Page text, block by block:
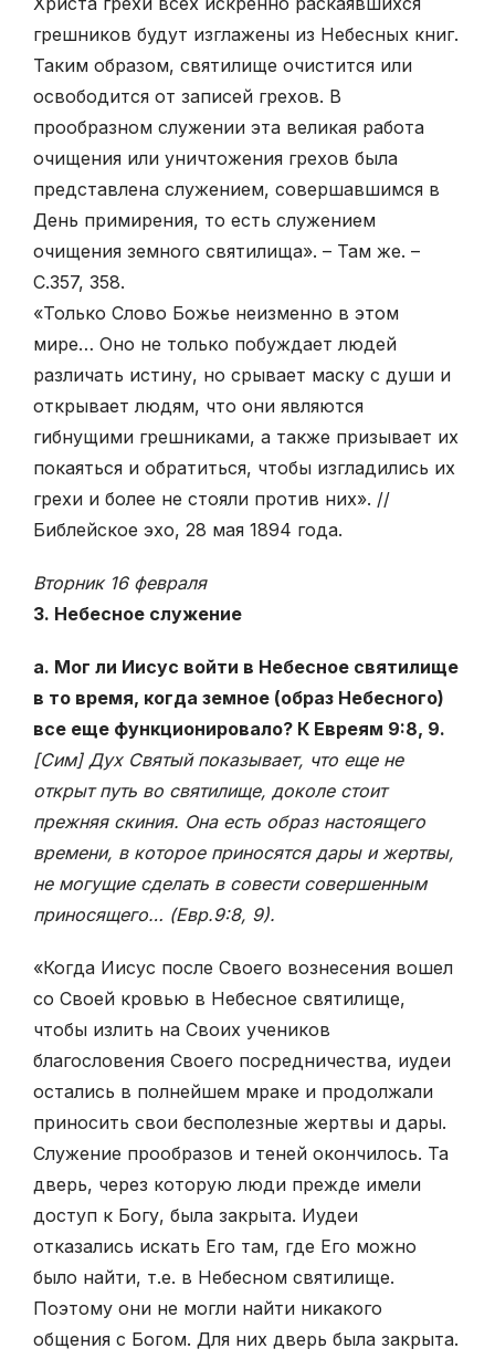
грешников будут изглажены из Небесных книг.
Таким образом, святилище очистится или
освободится от записей грехов. В
прообразном служении эта великая работа
очищения или уничтожения грехов была
представлена служением, совершавшимся в
День примирения, то есть служением
очищения земного святилища». – Там же. –
С.357, 358.
«Только Слово Божье неизменно в этом
мире… Оно не только побуждает людей
различать истину, но срывает маску с души и
открывает людям, что они являются
гибнущими грешниками, а также призывает их
покаяться и обратиться, чтобы изгладились их
грехи и более не стояли против них». //
Библейское эхо, 28 мая 1894 года.
Вторник 16 февраля
3. Небесное служение
а. Мог ли Иисус войти в Небесное святилище
в то время, когда земное (образ Небесного)
все еще функционировало? К Евреям 9:8, 9.
[Сим] Дух Святый показывает, что еще не
открыт путь во святилище, доколе стоит
прежняя скиния. Она есть образ настоящего
времени, в которое приносятся дары и жертвы,
не могущие сделать в совести совершенным
приносящего… (Евр.9:8, 9).
«Когда Иисус после Своего вознесения вошел
со Своей кровью в Небесное святилище,
чтобы излить на Своих учеников
благословения Своего посредничества, иудеи
остались в полнейшем мраке и продолжали
приносить свои бесполезные жертвы и дары.
Служение прообразов и теней окончилось. Та
дверь, через которую люди прежде имели
доступ к Богу, была закрыта. Иудеи
отказались искать Его там, где Его можно
было найти, т.е. в Небесном святилище.
Поэтому они не могли найти никакого
общения с Богом. Для них дверь была закрыта.